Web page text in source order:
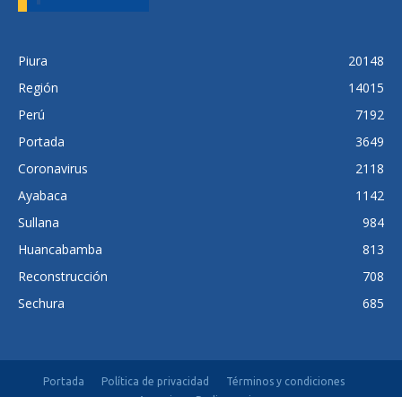
Piura
20148
Región
14015
Perú
7192
Portada
3649
Coronavirus
2118
Ayabaca
1142
Sullana
984
Huancabamba
813
Reconstrucción
708
Sechura
685
Portada Política de privacidad
Términos y condiciones